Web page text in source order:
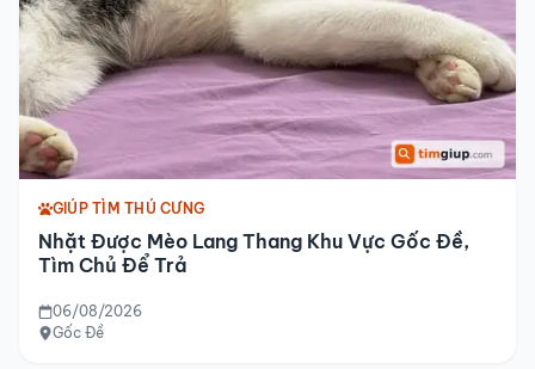
GIÚP TÌM THÚ CƯNG
Nhặt Được Mèo Lang Thang Khu Vực Gốc Đề,
Tìm Chủ Để Trả
06/08/2026
Gốc Đề